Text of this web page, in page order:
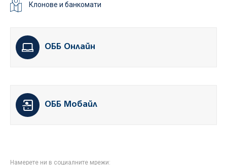
Клонове и банкомати
ОББ Онлайн
ОББ Мобайл
Намерете ни в социалните мрежи: